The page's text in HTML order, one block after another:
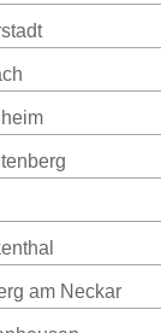
am Neckar